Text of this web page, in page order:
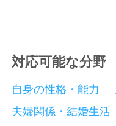
対応可能な分野
自身の性格・能力
夫婦関係・結婚生活